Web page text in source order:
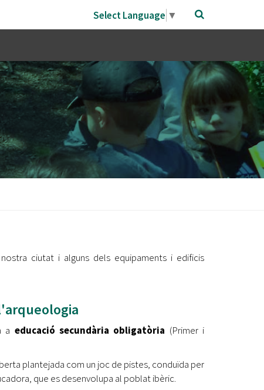
Select Language ▼
ciutat i alguns dels equipaments i edificis
a educació secundària obligatòria (Primer i
plantejada com un joc de pistes, conduïda per
que es desenvolupa al poblat ibèric.